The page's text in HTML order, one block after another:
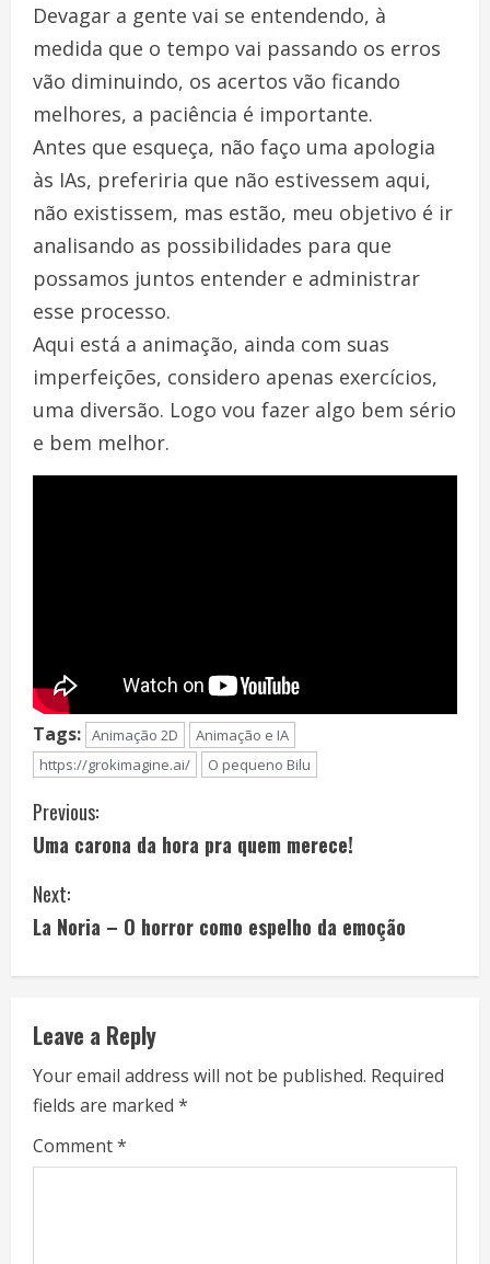
Devagar a gente vai se entendendo, à
medida que o tempo vai passando os erros
vão diminuindo, os acertos vão ficando
melhores, a paciência é importante.
Antes que esqueça, não faço uma apologia
às IAs, preferiria que não estivessem aqui,
não existissem, mas estão, meu objetivo é ir
analisando as possibilidades para que
possamos juntos entender e administrar
esse processo.
Aqui está a animação, ainda com suas
imperfeições, considero apenas exercícios,
uma diversão. Logo vou fazer algo bem sério
e bem melhor.
Tags: Animação 2D
Animação e IA
https://grokimagine.ai/
O pequeno Bilu
C
o
n
n
u
e
R
Previous:
Uma carona da hora pra quem merece!
Next:
La Noria – O horror como espelho da emoção
Leave a Reply
Your email address will not be published. Required
fields are marked *
Comment*